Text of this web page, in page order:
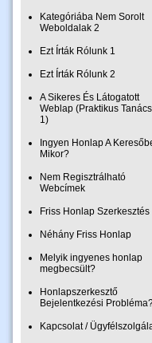
Kategóriába Nem Sorolt
Weboldalak 2
Ezt Írták Rólunk 1
Ezt Írták Rólunk 2
A Sikeres És Látogatott
Weblap (Praktikus
1)
Ingyen Honlap A
Mikor?
Nem Regisztrálható
Webcímek
Friss Honlap Szerkesztés
Néhány Friss Honlap
Melyik ingyenes honlap
megbecsült?
Honlapszerkesztő
Bejelentkezési
Kapcsolat /